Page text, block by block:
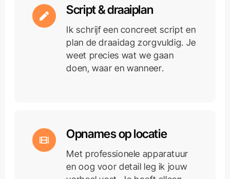
Script & draaiplan
Ik schrijf een concreet script en
plan de draaidag zorgvuldig. Je
weet precies wat we gaan
doen, waar en wanneer.
Opnames op locatie
Met professionele apparatuur
en oog voor detail leg ik jouw